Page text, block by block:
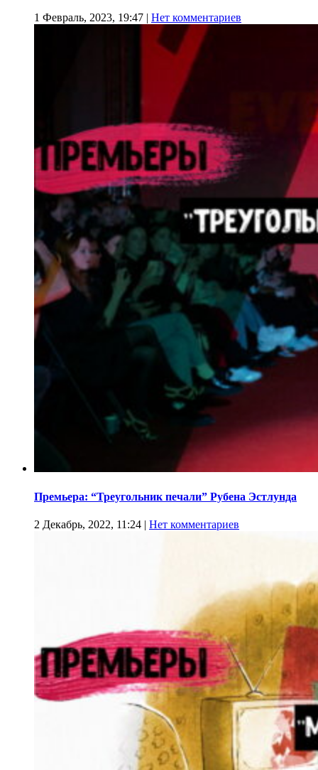
1 Февраль, 2023, 19:47 | Нет комментариев
Премьера: “Треугольник печали” Рубена Эстлунда
2 Декабрь, 2022, 11:24 | Нет комментариев